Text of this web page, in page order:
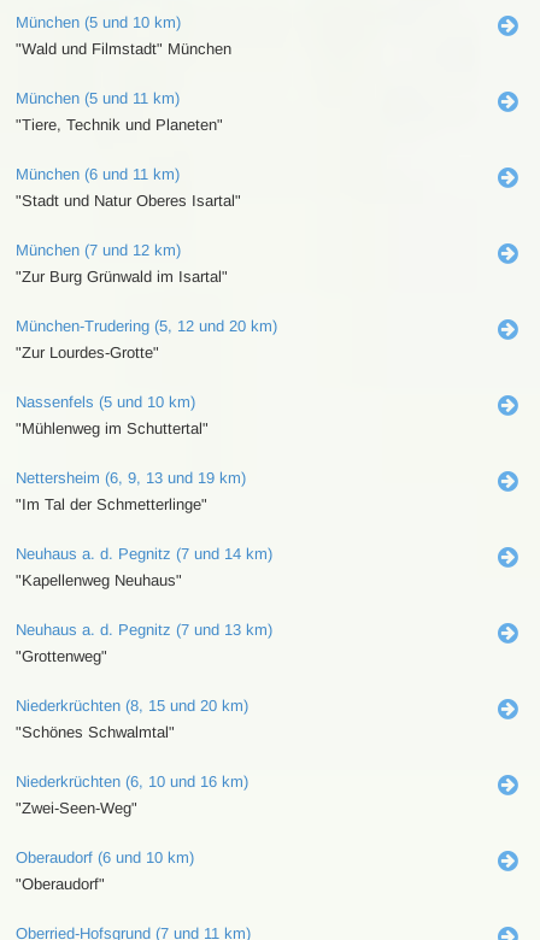
München (5 und 10 km)
"Wald und Filmstadt" München
München (5 und 11 km)
"Tiere, Technik und Planeten"
München (6 und 11 km)
"Stadt und Natur Oberes Isartal"
München (7 und 12 km)
"Zur Burg Grünwald im Isartal"
München-Trudering (5, 12 und 20 km)
"Zur Lourdes-Grotte"
Nassenfels (5 und 10 km)
"Mühlenweg im Schuttertal"
Nettersheim (6, 9, 13 und 19 km)
"Im Tal der Schmetterlinge"
Neuhaus a. d. Pegnitz (7 und 14 km)
"Kapellenweg Neuhaus"
Neuhaus a. d. Pegnitz (7 und 13 km)
"Grottenweg"
Niederkrüchten (8, 15 und 20 km)
"Schönes Schwalmtal"
Niederkrüchten (6, 10 und 16 km)
"Zwei-Seen-Weg"
Oberaudorf (6 und 10 km)
"Oberaudorf"
Oberried-Hofsgrund (7 und 11 km)